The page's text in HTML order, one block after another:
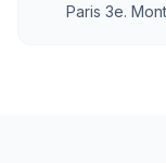
Paris 3e.